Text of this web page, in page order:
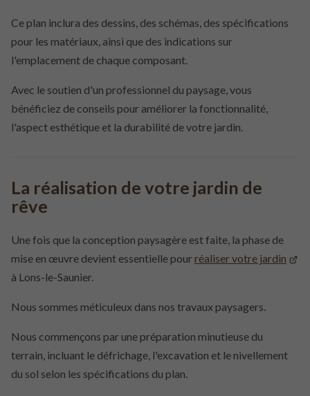
Ce plan inclura des dessins, des schémas, des spécifications
pour les matériaux, ainsi que des indications sur
l'emplacement de chaque composant.
Avec le soutien d'un professionnel du paysage, vous
bénéficiez de conseils pour améliorer la fonctionnalité,
l'aspect esthétique et la durabilité de votre jardin.
La réalisation de votre jardin de
rêve
Une fois que la conception paysagère est faite, la phase de
mise en œuvre devient essentielle pourréaliser votre jardin
à Lons-le-Saunier.
Nous sommes méticuleux dans nos travaux paysagers.
Nous commençons par une préparation minutieuse du
terrain, incluant le défrichage, l'excavation et le nivellement
du sol selon les spécifications du plan.